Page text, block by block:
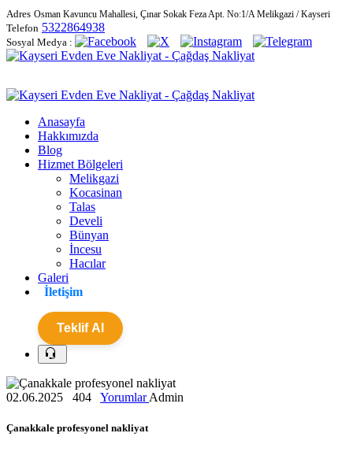
Adres Osman Kavuncu Mahallesi, Çınar Sokak Feza Apt. No:1/A Melikgazi / Kayseri
Telefon 5322864938
Sosyal Medya :
Anasayfa
Hakkımızda
Blog
Hizmet Bölgeleri
Melikgazi
Kocasinan
Talas
Develi
Bünyan
İncesu
Hacılar
Galeri
İletişim
Teklif Al
02.06.2025 404 YorumlarAdmin
Çanakkale profesyonel nakliyat